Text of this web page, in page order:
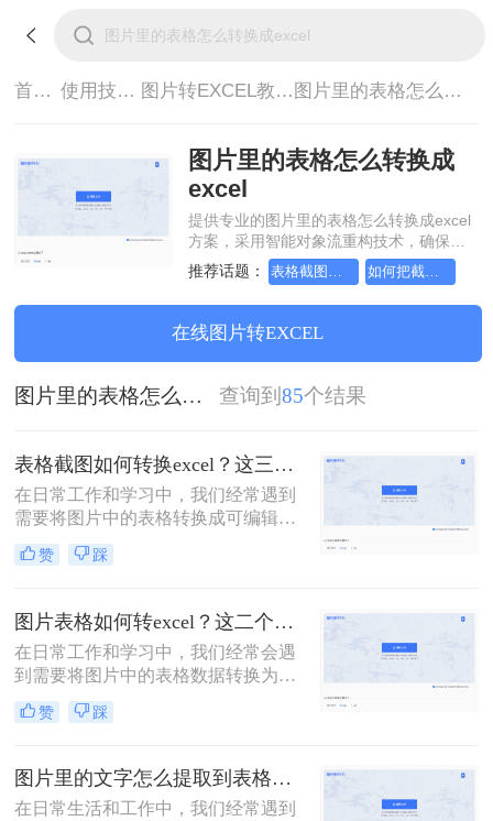
首页> 使用技巧> 图片转EXCEL教程> 图片里的表格怎么转换成excel
图片里的表格怎么转换成
excel
提供专业的图片里的表格怎么转换成excel
方案，采用智能对象流重构技术，确保文
档1:1高保真还原且排版不乱码。支持一键
批量处理，全链路 SSL 加密保障隐私安
全。助您快速实现图片里的表格怎么转换
成excel，无需安装，高效办公。
推荐话题：
在线图片转EXCEL
图片里的表格怎么转换成excel 查询到 85个结果
表格截图如何转换excel？这三个方法值得尝试！
在日常工作和学习中，我们经常遇到
需要将图片中的表格转换成可编辑的
表格格式的情况。这不仅有助于我们
快速提取和整理表格中的数据，还能
换excel呢？下面将介绍三种实用的方
法，帮助您轻松将图片表格转换为可
编辑的表格。
赞 踩
图片表格如何转excel？这二个方法让你实现图片转表格！
在日常工作和学习中，我们经常会遇
到需要将图片中的表格数据转换为
Excel表格的情况。这种转换不仅可以
提高数据处理效率，还能减少手动输
如何转excel，帮助大家轻松应对这一
常见需求。
赞 踩
图片里的文字怎么提取到表格里？教你3个图片转excel方法
在日常生活和工作中，我们经常遇到